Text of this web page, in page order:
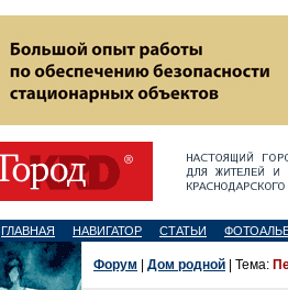
ГЛАВНАЯ НАВИГАТОР СТАТЬИ
Форум Дом родной | Тема: